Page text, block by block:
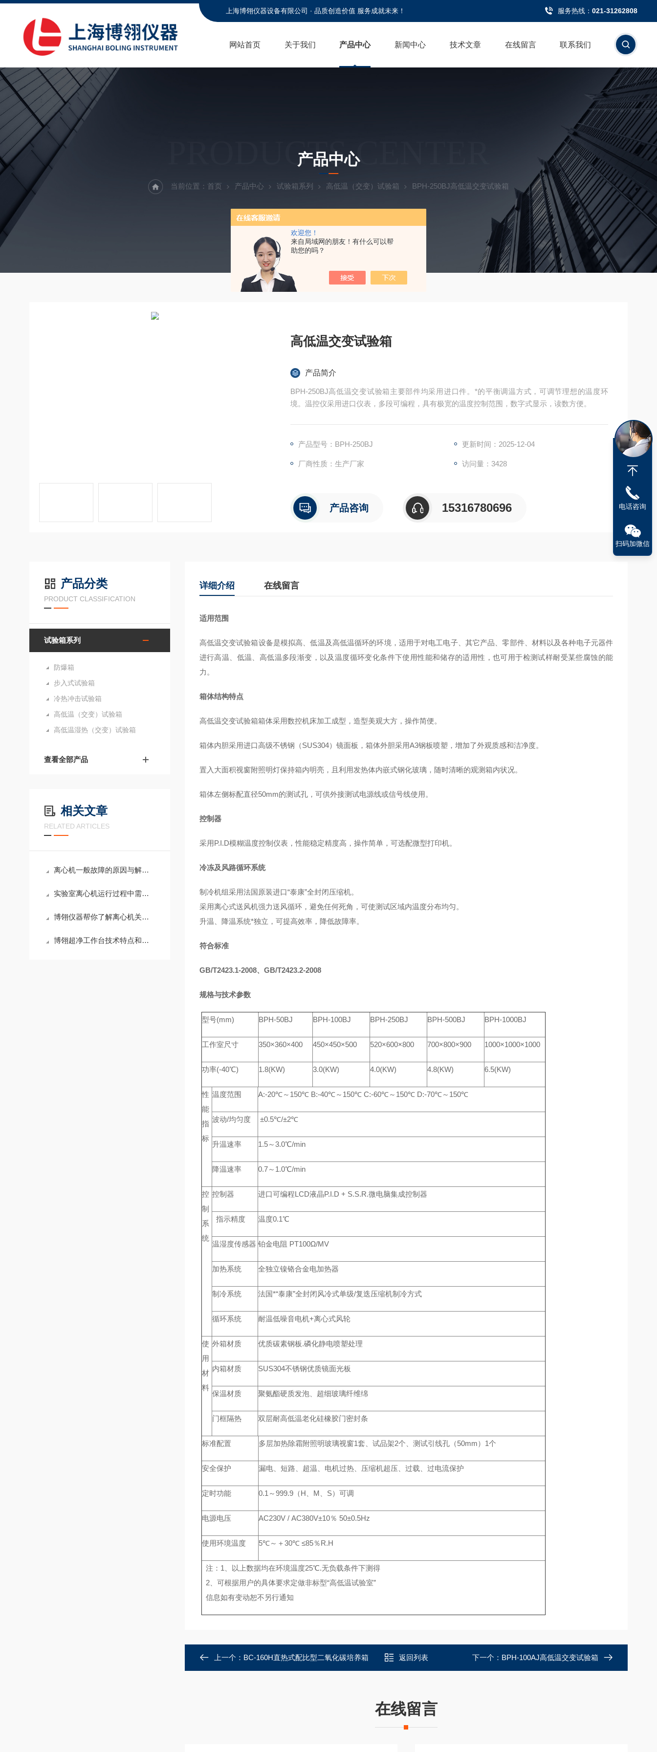
欢迎您！
来自局域网的朋友！有什么可以帮
助您的吗？
上海博翎仪器设备有限公司 · 品质创造价值 服务成就未来！ 服务热线： 021-31262808
网站首页 关于我们 产品中心 新闻中心 技术文章 在线留言 联系我们
PRODUCTS CENTER
产品中心
当前位置： 首页 产品中心 试验箱系列 高低温（交变）试验箱 BPH-250BJ高低温交变试验箱
高低温交变试验箱
产品简介
BPH-250BJ高低温交变试验箱主要部件均采用进口件。*的平衡调温方式，可调节理想的温度环
境。温控仪采用进口仪表，多段可编程，具有极宽的温度控制范围，数字式显示，读数方便。
产品型号：BPH-250BJ 更新时间：2025-12-04
厂商性质：生产厂家 访问量：3428
产品咨询 15316780696
产品分类
PRODUCT CLASSIFICATION
试验箱系列
防爆箱
步入式试验箱
冷热冲击试验箱
高低温（交变）试验箱
高低温湿热（交变）试验箱
查看全部产品
相关文章
RELATED ARTICLES
离心机一般故障的原因与解决方法
实验室离心机运行过程中需注意的问题
博翎仪器帮你了解离心机关键技术及其发展情况
博翎超净工作台技术特点和消毒方法
详细介绍 在线留言
适用范围
高低温交变试验箱设备是模拟高、低温及高低温循环的环境，适用于对电工电子、其它产品、零部件、材料以及各种电子元器件
进行高温、低温、高低温多段渐变，以及温度循环变化条件下使用性能和储存的适用性，也可用于检测试样耐受某些腐蚀的能
力。
箱体结构特点
高低温交变试验箱箱体采用数控机床加工成型，造型美观大方，操作简便。
箱体内胆采用进口高级不锈钢（SUS304）镜面板，箱体外胆采用A3钢板喷塑，增加了外观质感和洁净度。
置入 大面积视窗附照明灯保持箱内明亮，且利用发热体内嵌式钢化玻璃，随时清晰的观测箱内状况。
箱体左侧标配直径50mm的测试孔，可供外接测试电源线或信号线使用。
控制器
采用P.I.D模糊温度控制仪表，性能稳定精度高， 操作简单， 可选配微型打印机。
冷冻及风路循环系统
制冷机组采用法国原装进口“泰康”全封闭压缩机。
采用离心式送风机强力送风循环，避免任何死角，可使测试区域内温度分布均匀。
升温、降温系统*独立 ， 可提高效率， 降低故障率。
符合标准
GB/T2423.1-2008、GB/T2423.2-2008
规格与技术参数
型号(mm) BPH-50BJ BPH-100BJ BPH-250BJ BPH-500BJ BPH-1000BJ
工作室尺寸 350×360×400 450×450×500 520×600×800 700×800×900 1000×1000×1000
功率(-40℃) 1.8(KW) 3.0(KW) 4.0(KW) 4.8(KW) 6.5(KW)
性
能
指
标
温度范围 A:-20℃～150℃ B:-40℃～150℃ C:-60℃～150℃ D:-70℃～150℃
波动/均匀度 ±0.5℃/±2℃
升温速率 1.5～3.0℃/min
降温速率 0.7～1.0℃/min
控
制
系
统
控制器 进口可编程LCD液晶P.I.D + S.S.R.微电脑集成控制器
指示精度 温度0.1℃
温湿度传感器 铂金电阻 PT100Ω/MV
加热系统 全独立镍铬合金电加热器
制冷系统 法国*“泰康”全封闭风冷式单级/复迭压缩机制冷方式
循环系统 耐温低噪音电机+离心式风轮
使
用
材
料
外箱材质 优质碳素钢板.磷化静电喷塑处理
内箱材质 SUS304不锈钢优质镜面光板
保温材质 聚氨酯硬质发泡、超细玻璃纤维绵
门框隔热 双层耐高低温老化硅橡胶门密封条
标准配置 多层加热除霜附照明玻璃视窗1套、试品架2个、测试引线孔（50mm）1个
安全保护 漏电、短路、超温、电机过热、压缩机超压、过载、过电流保护
定时功能 0.1～999.9（H、M、S）可调
电源电压 AC230V / AC380V±10％ 50±0.5Hz
使用环境温度 5℃～＋30℃ ≤85％R.H
注：1、以上数据均在环境温度25℃.无负载条件下测得
2、可根据用户的具体要求定做非标型“高低温试验室”
信息如有变动恕不另行通知
上一个： BC-160H直热式配比型二氧化碳培养箱 返回列表 下一个： BPH-100AJ高低温交变试验箱
在线留言
电话咨询
扫码加微信